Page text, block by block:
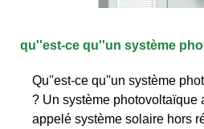
qu''est-ce qu''un système
Qu''est-ce qu''un système
? Un système photovoltaïque
appelé système solaire hors